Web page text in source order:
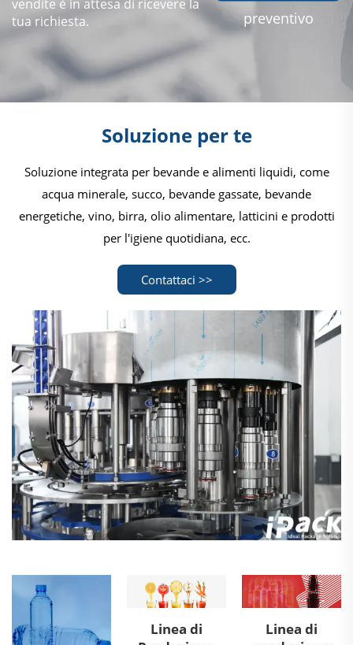
vendite è in attesa di ricevere la
tua richiesta.
preventivo
Soluzione per te
Soluzione integrata per bevande e alimenti liquidi, come
acqua minerale, succo, bevande gassate, bevande
energetiche, vino, birra, olio alimentare, latticini e prodotti
per l'igiene quotidiana, ecc.
Contattaci >>
Linea di
Linea di